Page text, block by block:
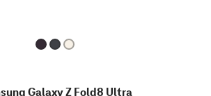
Galaxy Z Fold8 Ultra